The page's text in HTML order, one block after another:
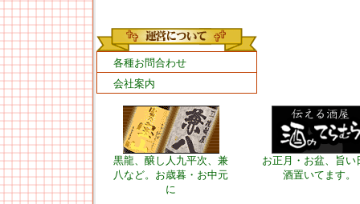
各種お問合わせ
会社案内
黒龍、醸し人九平次、兼
八など。お歳暮・お中元
に
お正月・お盆、旨い
酒置いてます。